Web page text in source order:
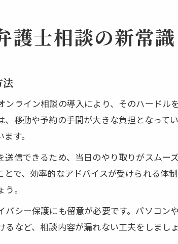
イン相談が福生市で安心な理由
ン弁護士相談が信頼される理由と特徴
所オンライン相談の個人情報保護対策
ける弁護士Zoom相談のメリットとは
ン法律相談で専門家にすぐ相談できる安心
を減らすオンライン活用法
ンライン相談の不安を解消する準備ポイン
ン法律相談のデメリットと上手な対策法
所オンライン相談で誤解を避けるコツ
ンライン相談を安心して使うための流れ
のオンライン面談で気をつけるマナー
護士相談の新常識
法
ライン相談の導入により、そのハードル
移動や予約の手間が大きな負担となって
す。
信できるため、当日のやり取りがスムー
で、効率的なアドバイスが受けられる体
。
シー保護にも留意が必要です。パソコン
など、相談内容が漏れない工夫をしまし